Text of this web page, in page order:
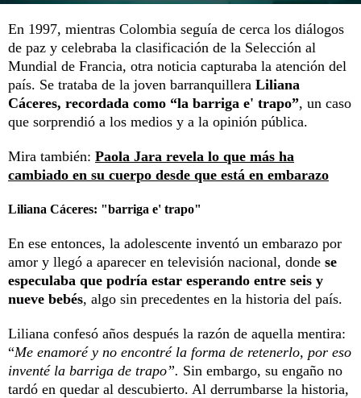
En 1997, mientras Colombia seguía de cerca los diálogos
de paz y celebraba la clasificación de la Selección al
Mundial de Francia, otra noticia capturaba la atención del
país. Se trataba de la joven barranquillera Liliana
Cáceres, recordada como “la barriga e' trapo”, un caso
que sorprendió a los medios y a la opinión pública.
Mira también: Paola Jara revela lo que más ha
cambiado en su cuerpo desde que está en embarazo
Liliana Cáceres: "barriga e' trapo"
En ese entonces, la adolescente inventó un embarazo por
amor y llegó a aparecer en televisión nacional, donde se
especulaba que podría estar esperando entre seis y
nueve bebés, algo sin precedentes en la historia del país.
Liliana confesó años después la razón de aquella mentira:
“Me enamoré y no encontré la forma de retenerlo, por eso
inventé la barriga de trapo”. Sin embargo, su engaño no
tardó en quedar al descubierto. Al derrumbarse la historia,